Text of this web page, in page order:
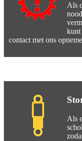
Als
kunt
contact met ons
Als